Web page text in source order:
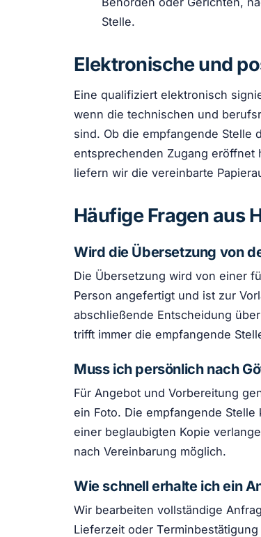
Stelle.
Elektronische und
Eine qualifiziert elektronisch
wenn die technischen und
sind. Ob die empfangende Stelle
entsprechenden Zugang eröffnet
liefern wir die vereinbarte
Häufige Fragen aus
Wird die Übersetzung von
Die Übersetzung wird von einer
Person angefertigt und ist zur
abschließende Entscheidung
trifft immer die empfangende
Muss ich persönlich nach
Für Angebot und Vorbereitung
ein Foto. Die empfangende
einer beglaubigten Kopie
nach Vereinbarung möglich.
Wie schnell erhalte ich ein
Wir bearbeiten vollständige
Lieferzeit oder